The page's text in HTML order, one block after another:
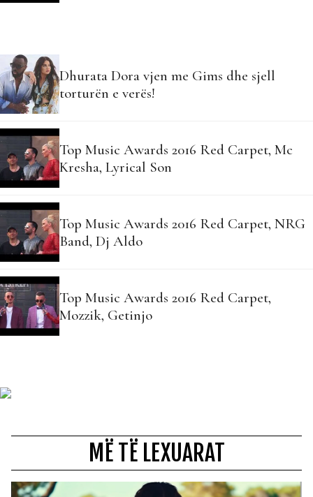
Dhurata Dora vjen me Gims dhe sjell
torturën e verës!
Top Music Awards 2016 Red Carpet, Mc
Kresha, Lyrical Son
Top Music Awards 2016 Red Carpet, NRG
Band, Dj Aldo
Top Music Awards 2016 Red Carpet,
Mozzik, Getinjo
MË TË LEXUARAT